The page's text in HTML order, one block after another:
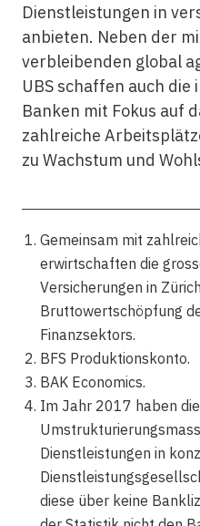
Dienstleistungen in
anbieten. Neben der
verbleibenden global
UBS schaffen auch
Banken mit Fokus auf
zahlreiche
zu Wachstum und
Gemeinsam mit
erwirtschaften die
Versicherungen in
Bruttowertschöpfung
Finanzsektors.
BFS Produktionskonto.
BAK Economics.
Im Jahr 2017 haben
Dienstleistungen in
diese über keine